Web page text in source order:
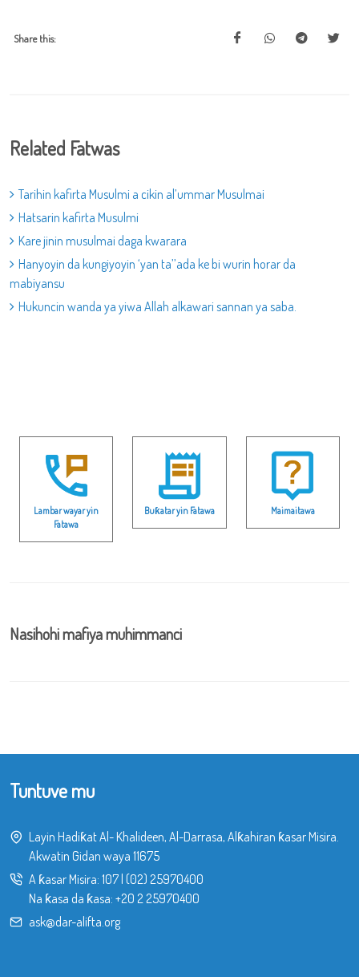
Share this:
Related Fatwas
Tarihin kafirta Musulmi a cikin al’ummar Musulmai
Hatsarin kafirta Musulmi
Kare jinin musulmai daga kwarara
Hanyoyin da kungiyoyin ‘yan ta’’ada ke bi wurin horar da
mabiyansu
Hukuncin wanda ya yiwa Allah alkawari sannan ya saba.
Lambar wayar yin
Fatawa
Buƙatar yin Fatawa Maimaitawa
Nasihohi mafiya muhimmanci
Tuntuve mu
Layin Hadiƙat Al- Khalideen, Al-Darrasa, Alƙahiran ƙasar Misira.
Akwatin Gidan waya 11675
A ƙasar Misira: 107| (02) 25970400
Na ƙasa da ƙasa: +20 2 25970400
ask@dar-alifta.org